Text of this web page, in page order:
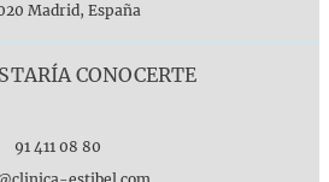
Madrid, España
CONOCERTE
91 411 08 80